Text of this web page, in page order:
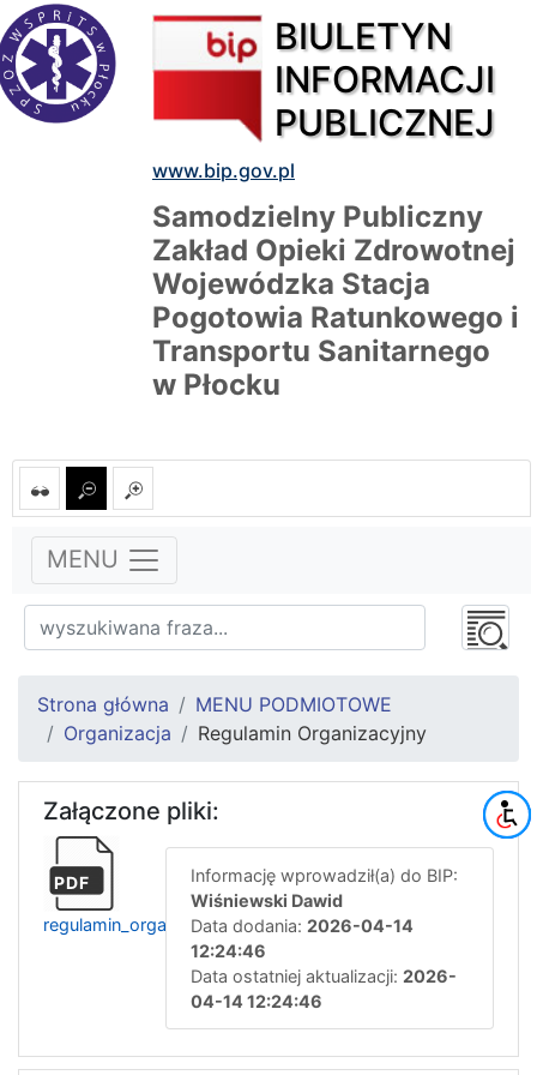
BIULETYN
INFORMACJI
PUBLICZNEJ
www.bip.gov.pl
Samodzielny Publiczny
Zakład Opieki Zdrowotnej
Wojewódzka Stacja
Pogotowia Ratunkowego i
Transportu Sanitarnego
w Płocku
MENU
Strona główna
MENU PODMIOTOWE
Organizacja
Regulamin Organizacyjny
Załączone pliki:
PDF
regulamin_organizacyjny
Informację wprowadził(a) do BIP:
Wiśniewski Dawid
Data dodania: 2026-04-14
12:24:46
Data ostatniej aktualizacji: 2026-
04-14 12:24:46